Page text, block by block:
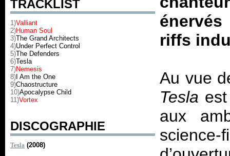
TRACKLIST
1)Valliant
2)Human Soul
3)The Grand Architects
4)Under Perfect Control
5)The Defenders
6)Tesla
7)Nemesis
8) I Am the One
9)Chaostructure
10)Apocalypse Child
11)Vortex
DISCOGRAPHIE
Tesla (2008)
riffs
Au vue
Tesla
aux